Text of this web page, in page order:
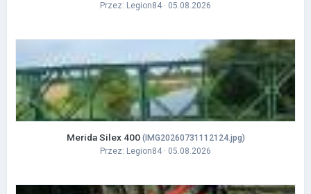
Przez: Legion84 · 05.08.2026
Merida Silex 400 (IMG20260731112124.jpg)
Przez: Legion84 · 05.08.2026